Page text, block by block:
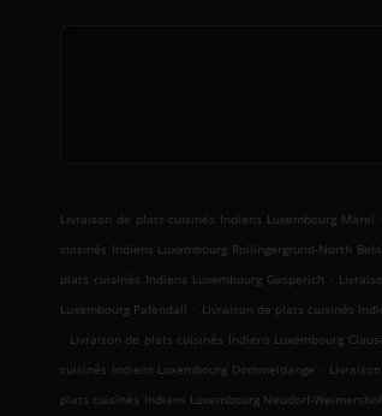
Livraison de plats cuisinés Indiens Luxembourg Märel
cuisinés Indiens Luxembourg Rollingergrund-North
plats cuisinés Indiens Luxembourg Gasperich .
Luxembourg Pafendall . Livraison de plats cuisinés
. Livraison de plats cuisinés Indiens Luxembourg
cuisinés Indiens Luxembourg Dommeldange .
plats cuisinés Indiens Luxembourg Neudorf-Weimershof